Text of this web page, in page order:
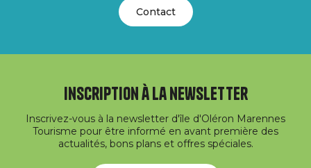
Contact
Inscription à la newsletter
Inscrivez-vous à la newsletter d'île d'Oléron Marennes
Tourisme pour être informé en avant première des
actualités, bons plans et offres spéciales.